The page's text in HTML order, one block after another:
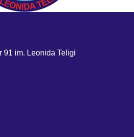
91 im. Leonida Teligi